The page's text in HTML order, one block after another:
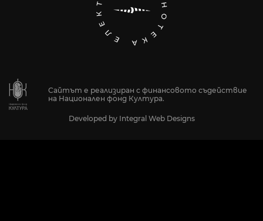
Сайтът е реализиран с финансовото съдействие
на Национален фонд Култура.
Developed by Integral Web Designs